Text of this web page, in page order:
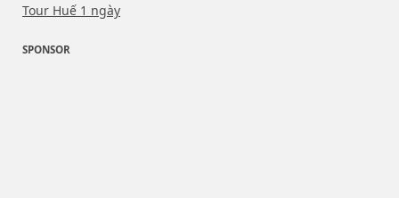
Tour Huế 1 ngày
SPONSOR